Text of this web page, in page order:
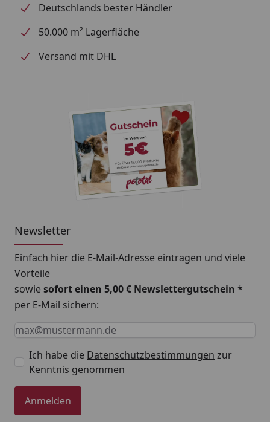
So bieten Sie Ihrem Liebling einen ANGENEHMEN
UND WEICHEN SCHLAF.
Entlastet Druckstellen
Passt sich dem Körper an
Reißverschluss
Bezug maschinenwaschbar bis 40° C
Strapazierfähig
Hochwertig verarbeitet
Deutschlands bester Händler
50.000 m² Lagerfläche
Versand mit DHL
Newsletter
Einfach hier die E-Mail-Adresse eintragen und viele
Vorteile
sowiesofort einen 5,00 € Newslettergutschein *
per E-Mail sichern:
Keine Eingabe erforderlich
Eingabe erforderlich
E-Mail *
Ich habe die Datenschutzbestimmungen zur
Kenntnis genommen
Anmelden